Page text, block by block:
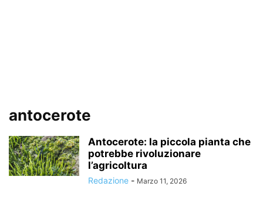
antocerote
Antocerote: la piccola pianta che
potrebbe rivoluzionare
l’agricoltura
Redazione - Marzo 11, 2026